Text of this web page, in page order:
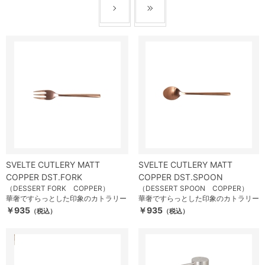
SVELTE CUTLERY MATT
COPPER DST.FORK
（DESSERT FORK COPPER）
華奢ですらっとした印象のカトラリー
￥935 （税込）
SVELTE CUTLERY MATT
COPPER DST.SPOON
（DESSERT SPOON COPPER）
華奢ですらっとした印象のカトラリー
￥935 （税込）